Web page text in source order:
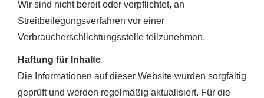
Wir sind nicht bereit oder verpflichtet, an
Streitbeilegungsverfahren vor einer
Verbraucherschlichtungsstelle teilzunehmen.
Haftung für Inhalte
Die Informationen auf dieser Website wurden sorgfältig
geprüft und werden regelmäßig aktualisiert. Für die